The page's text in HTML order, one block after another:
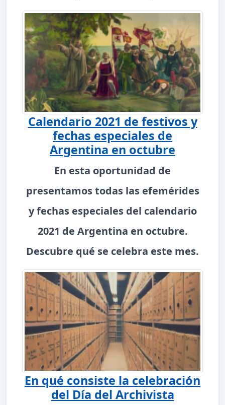
Calendario 2021 de festivos y
fechas especiales de
Argentina en octubre
En esta oportunidad de
presentamos todas las efemérides
y fechas especiales del calendario
2021 de Argentina en octubre.
Descubre qué se celebra este mes.
En qué consiste la celebración
del Día del Archivista